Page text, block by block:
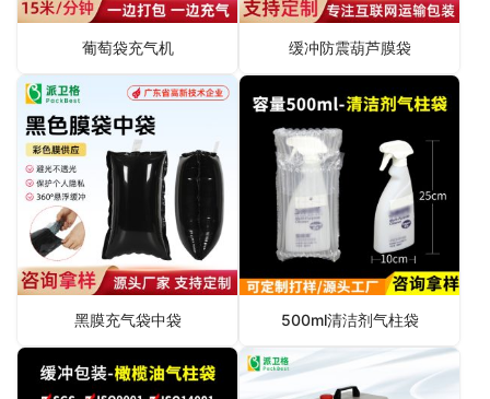
葡萄袋充气机 缓冲防震葫芦膜袋
黑膜充气袋中袋 500ml清洁剂气柱袋